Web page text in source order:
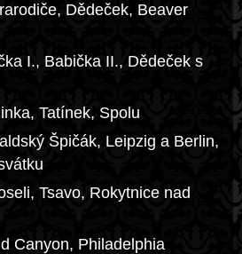
Dědeček, Beaver
I., Babička II., Dědeček s
Tatínek, Spolu
Špičák, Leipzig a Berlin,
Tsavo, Rokytnice nad
Canyon, Philadelphia